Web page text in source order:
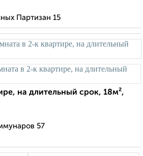
Партизан 15
на длительный срок, 18м²,
57